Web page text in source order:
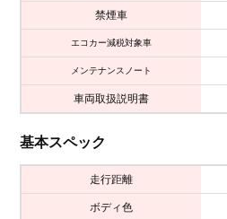
禁煙車
エコカー減税対象車
メンテナンスノート
車両取扱説明書
基本スペック
走行距離
ボディ色